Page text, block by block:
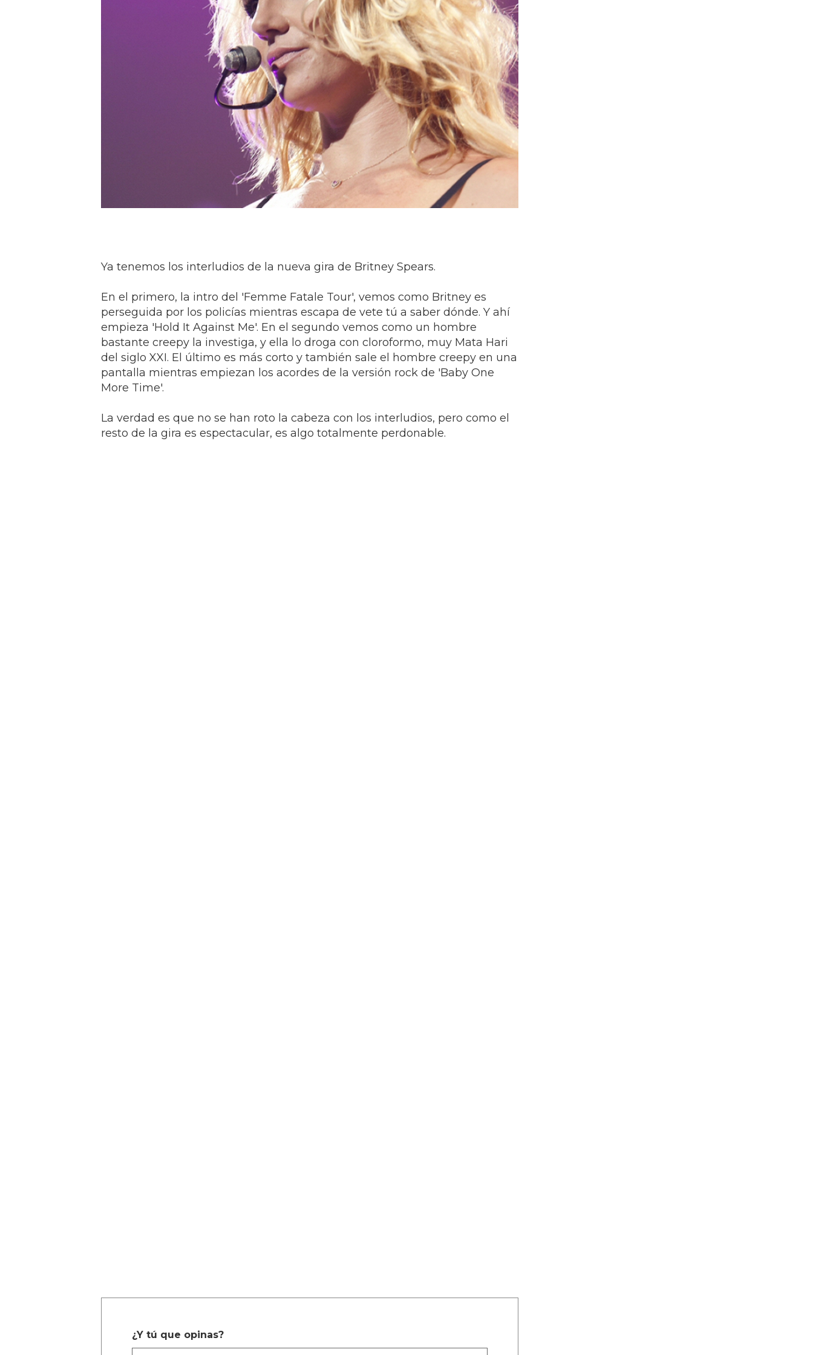
Ya tenemos los interludios de la nueva gira de Britney Spears.
En el primero, la intro del 'Femme Fatale Tour', vemos como Britney es
perseguida por los policías mientras escapa de vete tú a saber dónde. Y ahí
empieza 'Hold It Against Me'. En el segundo vemos como un hombre
bastante creepy la investiga, y ella lo droga con cloroformo, muy Mata Hari
del siglo XXI. El último es más corto y también sale el hombre creepy en una
pantalla mientras empiezan los acordes de la versión rock de 'Baby One
More Time'.
La verdad es que no se han roto la cabeza con los interludios, pero como el
resto de la gira es espectacular, es algo totalmente perdonable.
¿Y tú que opinas?